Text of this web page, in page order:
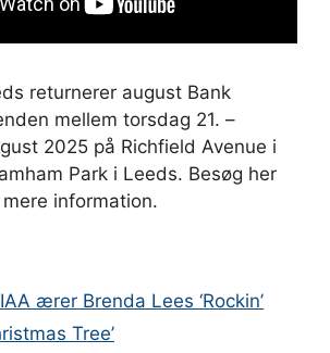
returnerer august Bank
mellem torsdag 21. –
2025 på Richfield Avenue i
Park i Leeds. Besøg her
information.
ærer Brenda Lees ‘Rockin’
Tree’